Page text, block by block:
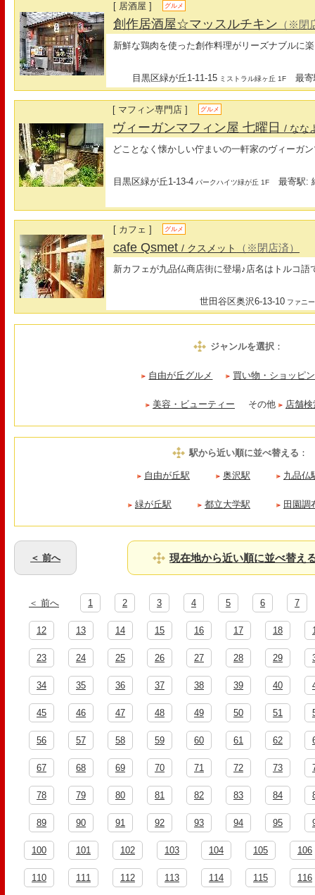
[ 居酒屋 ] グルメ
創作居酒屋☆マッスルチキン （※閉
新鮮な鶏肉を使った創作料理がリーズナブルに
目黒区緑が丘1-11-15 ミストラル緑ヶ丘 1F 最寄
[ マフィン専門店 ] グルメ
ヴィーガンマフィン屋 七曜日/ なな
どことなく懐かしい佇まいの一軒家のヴィーガ
目黒区緑が丘1-13-4 パークハイツ緑が丘 1F 最寄駅:
[ カフェ ] グルメ
cafe Qsmet/ クスメット （※閉店済）
新カフェが九品仏商店街に登場♪店名はトルコ語
世田谷区奥沢6-13-10 ファニ
ジャンルを選択：
自由が丘グルメ 買い物・ショッピ
美容・ビューティー その他 店舗
駅から近い順に並べ替える ：
自由が丘駅 奥沢駅 九品仏
緑が丘駅 都立大学駅 田園調
＜ 前へ 現在地から近い順に並べ替え
＜ 前へ 1 2 3 4 5 6 7
12 13 14 15 16 17 18
23 24 25 26 27 28 29
34 35 36 37 38 39 40
45 46 47 48 49 50 51
56 57 58 59 60 61 62
67 68 69 70 71 72 73
78 79 80 81 82 83 84
89 90 91 92 93 94 95
100 101 102 103 104 105 106
110 111 112 113 114 115 116